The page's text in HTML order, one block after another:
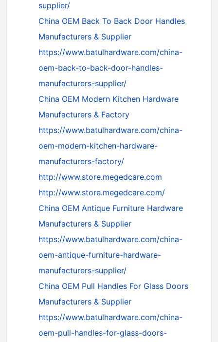
supplier/
China OEM Back To Back Door Handles
Manufacturers & Supplier
https://www.batulhardware.com/china-
oem-back-to-back-door-handles-
manufacturers-supplier/
China OEM Modern Kitchen Hardware
Manufacturers & Factory
https://www.batulhardware.com/china-
oem-modern-kitchen-hardware-
manufacturers-factory/
http://www.store.megedcare.com
http://www.store.megedcare.com/
China OEM Antique Furniture Hardware
Manufacturers & Supplier
https://www.batulhardware.com/china-
oem-antique-furniture-hardware-
manufacturers-supplier/
China OEM Pull Handles For Glass Doors
Manufacturers & Supplier
https://www.batulhardware.com/china-
oem-pull-handles-for-glass-doors-